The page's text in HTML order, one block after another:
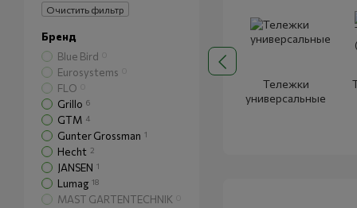
Тележки
универсальные
Очистить фильтр
Бренд
Blue Bird
Eurosystems
FLO
Grillo 6
GTM 4
Gunter Grossman 1
Hecht 2
JANSEN 1
Lumag 18
MAST GARTENTECHNIK